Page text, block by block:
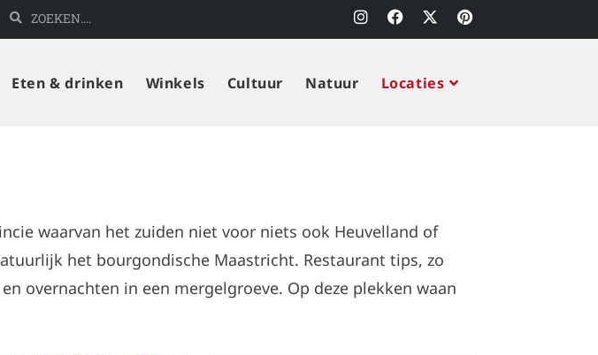
Eten & drinken Winkels Cultuur Natuur Locaties
waarvan het zuiden niet voor niets ook Heuvelland of
het bourgondische Maastricht. Restaurant tips, zo
overnachten in een mergelgroeve. Op deze plekken waan